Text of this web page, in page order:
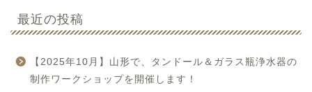
最近の投稿
【2025年10月】山形で、タンドール＆ガラス瓶浄水器の
制作ワークショップを開催します！